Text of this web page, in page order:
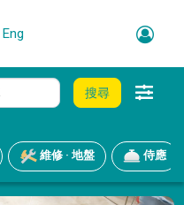
Eng
搜尋
維修 · 地盤 侍應